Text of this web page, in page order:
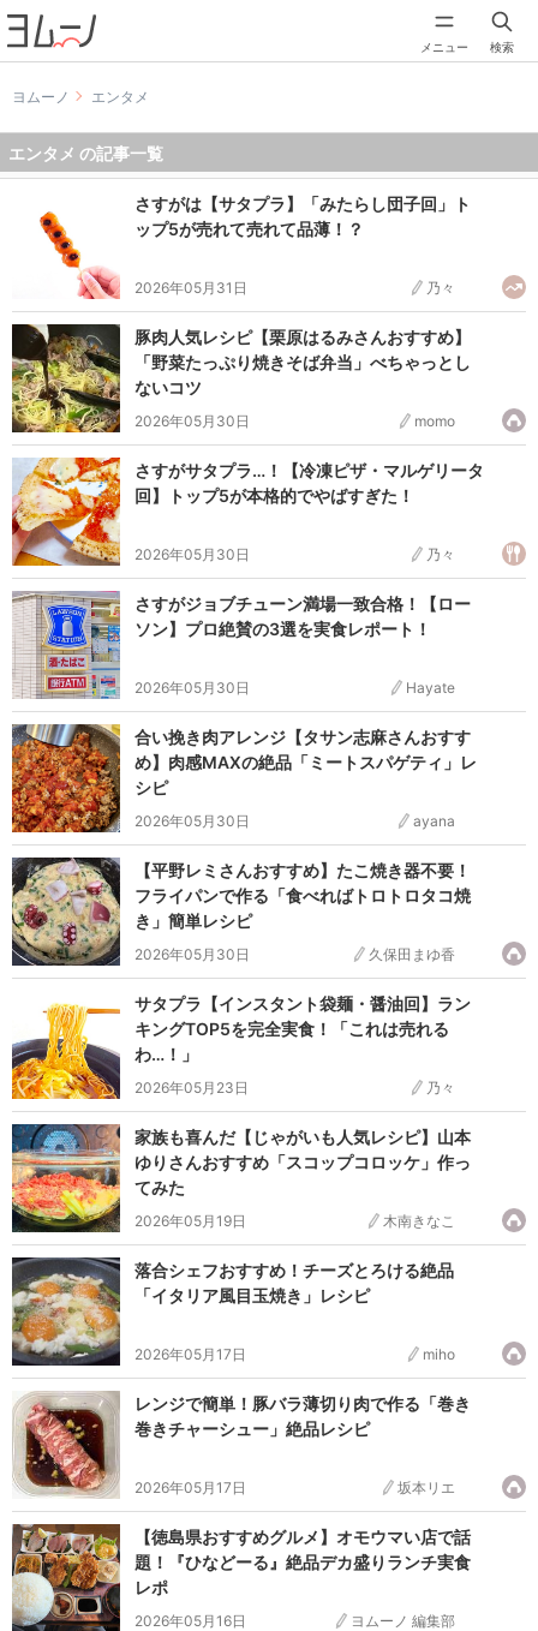
メニュー 検索
ヨムーノ エンタメ
エンタメ の記事一覧
さすがは【サタプラ】「みたらし団子回」ト
ップ5が売れて売れて品薄！？
2026年05月31日 乃々
豚肉人気レシピ【栗原はるみさんおすすめ】
「野菜たっぷり焼きそば弁当」べちゃっとし
ないコツ
2026年05月30日 momo
さすがサタプラ…！【冷凍ピザ・マルゲリータ
回】トップ5が本格的でやばすぎた！
2026年05月30日 乃々
さすがジョブチューン満場一致合格！【ロー
ソン】プロ絶賛の3選を実食レポート！
2026年05月30日 Hayate
合い挽き肉アレンジ【タサン志麻さんおすす
め】肉感MAXの絶品「ミートスパゲティ」レ
シピ
2026年05月30日 ayana
【平野レミさんおすすめ】たこ焼き器不要！
フライパンで作る「食べればトロトロタコ焼
き」簡単レシピ
2026年05月30日 久保田まゆ香
サタプラ【インスタント袋麺・醤油回】ラン
キングTOP5を完全実食！「これは売れる
わ…！」
2026年05月23日 乃々
家族も喜んだ【じゃがいも人気レシピ】山本
ゆりさんおすすめ「スコップコロッケ」作っ
てみた
2026年05月19日 木南きなこ
落合シェフおすすめ！チーズとろける絶品
「イタリア風目玉焼き」レシピ
2026年05月17日 miho
レンジで簡単！豚バラ薄切り肉で作る「巻き
巻きチャーシュー」絶品レシピ
2026年05月17日 坂本リエ
【徳島県おすすめグルメ】オモウマい店で話
題！『ひなどーる』絶品デカ盛りランチ実食
レポ
2026年05月16日 ヨムーノ 編集部